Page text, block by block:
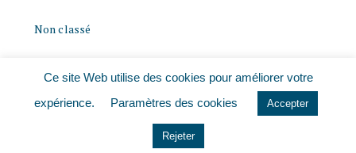
Non classé
Ce site Web utilise des cookies pour améliorer votre
expérience.
Paramètres des cookies Accepter
Rejeter